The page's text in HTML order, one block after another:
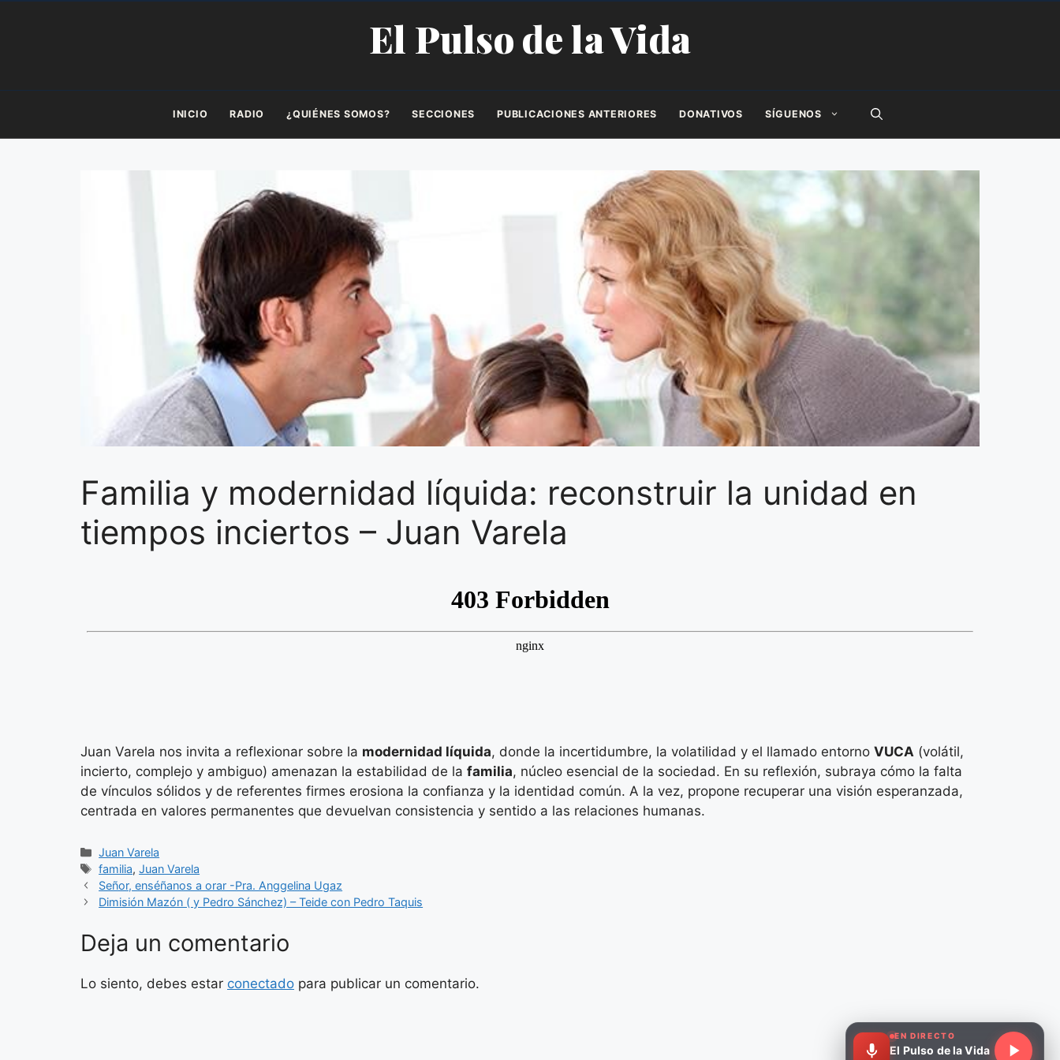
El Pulso de la Vida
EN DIRECTO
El Pulso de la Vida
INICIO RADIO ¿QUIÉNES SOMOS? SECCIONES PUBLICACIONES ANTERIORES DONATIVOS SÍGUENOS
Familia y modernidad líquida: reconstruir la unidad en
tiempos inciertos – Juan Varela
Juan Varela nos invita a reflexionar sobre la modernidad líquida, donde la incertidumbre, la volatilidad y el llamado entorno VUCA (volátil,
incierto, complejo y ambiguo) amenazan la estabilidad de la familia, núcleo esencial de la sociedad. En su reflexión, subraya cómo la falta
de vínculos sólidos y de referentes firmes erosiona la confianza y la identidad común. A la vez, propone recuperar una visión esperanzada,
centrada en valores permanentes que devuelvan consistencia y sentido a las relaciones humanas.
Categorías
Juan Varela
Etiquetas
familia,Juan Varela
Señor, enséñanos a orar -Pra. Anggelina Ugaz
Dimisión Mazón ( y Pedro Sánchez) – Teide con Pedro Taquis
Deja un comentario
Lo siento, debes estar conectado para publicar un comentario.